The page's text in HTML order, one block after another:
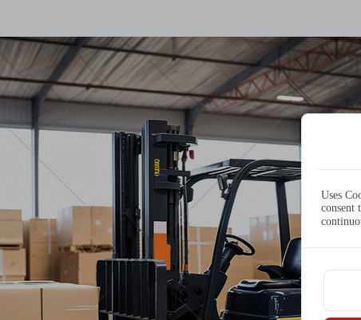
Uses
consent